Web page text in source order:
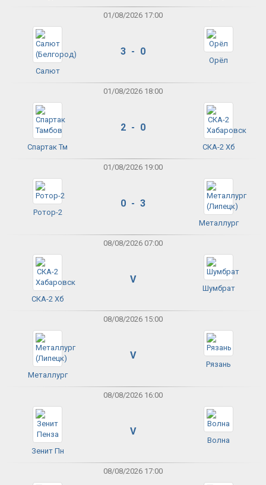
01/08/2026 17:00
Салют
3 - 0
Орёл
01/08/2026 18:00
Спартак Тм
2 - 0
СКА-2 Хб
01/08/2026 19:00
Ротор-2
0 - 3
Металлург
08/08/2026 07:00
СКА-2 Хб
V
Шумбрат
08/08/2026 15:00
Металлург
V
Рязань
08/08/2026 16:00
Зенит Пн
V
Волна
08/08/2026 17:00